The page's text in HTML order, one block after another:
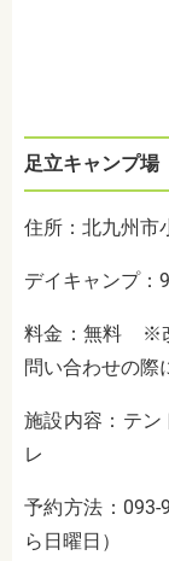
足立キャンプ場
住所：北九州市
デイキャンプ：
料金：無料 ※
問い合わせの際
施設内容：テン
レ
予約方法：
ら日曜日）